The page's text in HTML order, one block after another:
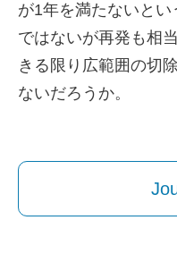
が1年を満たないと
ではないが再発も相
きる限り広範囲の切
ないだろうか。